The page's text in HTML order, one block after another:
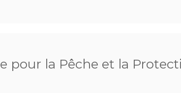
pour la Pêche et la